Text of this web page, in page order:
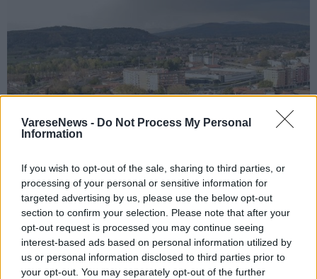
VareseNews - Do Not Process My Personal
Information
If you wish to opt-out of the sale, sharing to third parties, or
processing of your personal or sensitive information for
targeted advertising by us, please use the below opt-out
section to confirm your selection. Please note that after your
opt-out request is processed you may continue seeing
interest-based ads based on personal information utilized by
us or personal information disclosed to third parties prior to
your opt-out. You may separately opt-out of the further
SESTO CALENDE
Nuova Marna, le opposizioni: “Ora un
confronto vero sul futuro”